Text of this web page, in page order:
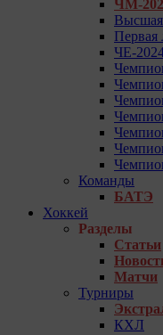
ЧМ-
Высшая
Первая
ЧЕ-
Команды
БАТЭ
Хоккей
Разделы
Статьи
Матчи
Турниры
КХЛ